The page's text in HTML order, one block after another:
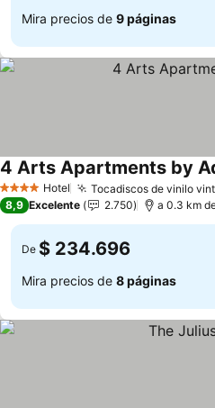
Mira precios de 9 páginas
4 EstrellasHotel Tocadiscos de vinilo
4 Arts Apartments by
8,9 Excelente 2.750 a 0.3 km
De $ 234.696
Mira precios de 8 páginas